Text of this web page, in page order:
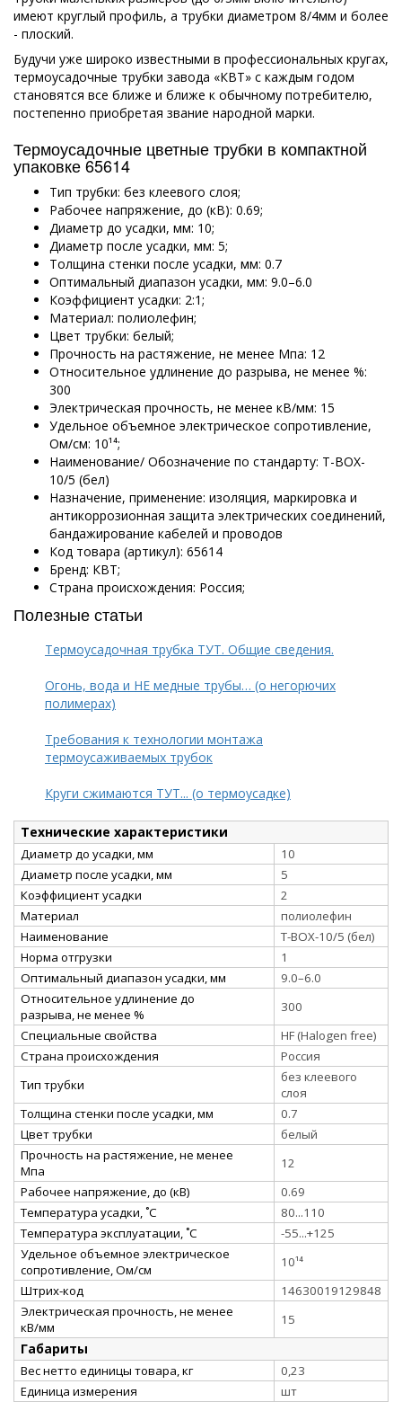
имеют круглый профиль, а трубки диаметром 8/4мм и более
- плоский.
Будучи уже широко известными в профессиональных кругах,
термоусадочные трубки завода «КВТ» с каждым годом
становятся все ближе и ближе к обычному потребителю,
постепенно приобретая звание народной марки.
Термоусадочные цветные трубки в компактной
упаковке 65614
Тип трубки: без клеевого слоя;
Рабочее напряжение, до (кВ): 0.69;
Диаметр до усадки, мм: 10;
Диаметр после усадки, мм: 5;
Толщина стенки после усадки, мм: 0.7
Оптимальный диапазон усадки, мм: 9.0–6.0
Коэффициент усадки: 2:1;
Материал: полиолефин;
Цвет трубки: белый;
Прочность на растяжение, не менее Мпа: 12
Относительное удлинение до разрыва, не менее %:
300
Электрическая прочность, не менее кВ/мм: 15
Удельное объемное электрическое сопротивление,
Ом/см: 10¹⁴;
Наименование/ Обозначение по стандарту: Т-BOX-
10/5 (бел)
Назначение, применение: изоляция, маркировка и
антикоррозионная защита электрических соединений,
бандажирование кабелей и проводов
Код товара (артикул): 65614
Бренд: КВТ;
Страна происхождения: Россия;
Полезные статьи
Термоусадочная трубка ТУТ. Общие сведения.
Огонь, вода и НЕ медные трубы… (о негорючих
полимерах)
Требования к технологии монтажа
термоусаживаемых трубок
Круги сжимаются ТУТ... (о термоусадке)
Технические характеристики
Диаметр до усадки, мм
10
Диаметр после усадки, мм
5
Коэффициент усадки
2
Материал
полиолефин
Наименование
Т-BOX-10/5 (бел)
Норма отгрузки
1
Оптимальный диапазон усадки, мм
9.0–6.0
Относительное удлинение до
разрыва, не менее %
300
Специальные свойства
HF (Halogen free)
Страна происхождения
Россия
Тип трубки
без клеевого
слоя
Толщина стенки после усадки, мм
0.7
Цвет трубки
белый
Прочность на растяжение, не менее
Мпа
12
Рабочее напряжение, до (кВ)
0.69
Температура усадки, ˚С
80...110
Температура эксплуатации, ˚С
-55...+125
Удельное объемное электрическое
сопротивление, Ом/см
10¹⁴
Штрих-код
14630019129848
Электрическая прочность, не менее
кВ/мм
15
Габариты
Вес нетто единицы товара, кг
0,23
Единица измерения
шт